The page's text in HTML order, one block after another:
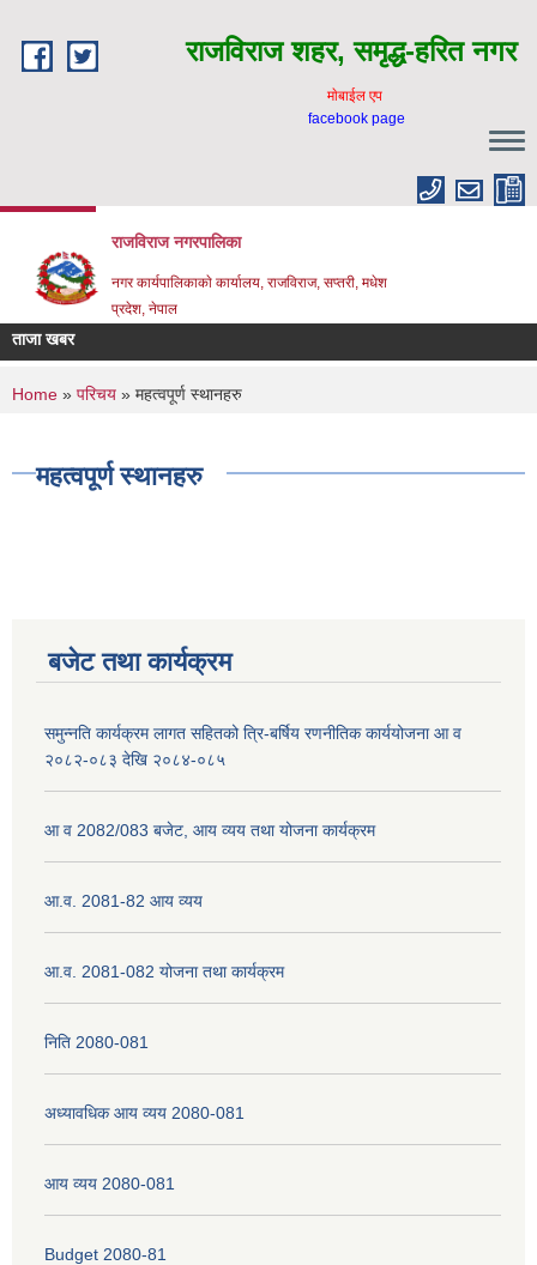
राजविराज शहर, समृद्ध-हरित नगर
माेबाईल एप
facebook page
राजविराज नगरपालिका
नगर कार्यपालिकाकाे कार्यालय, राजविराज, सप्तरी, मधेश
प्रदेश, नेपाल
ताजा खबर
You are here
Home » परिचय » महत्वपूर्ण स्थानहरु
महत्वपूर्ण स्थानहरु
बजेट तथा कार्यक्रम
समुन्नति कार्यक्रम लागत सहितको त्रि-बर्षिय रणनीतिक कार्ययोजना आ व
२०८२-०८३ देखि २०८४-०८५
आ व 2082/083 बजेट, आय व्यय तथा योजना कार्यक्रम
आ.व. 2081-82 आय व्यय
आ.व. 2081-082 योजना तथा कार्यक्रम
निति 2080-081
अध्यावधिक आय व्यय 2080-081
आय व्यय 2080-081
Budget 2080-81